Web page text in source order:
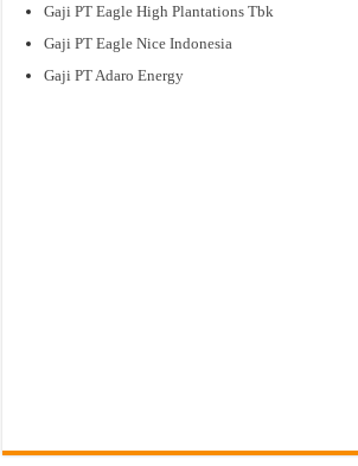
Gaji PT Eagle High Plantations Tbk
Gaji PT Eagle Nice Indonesia
Gaji PT Adaro Energy